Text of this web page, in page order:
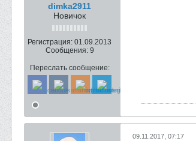
dimka2911
Новичок
Регистрация: 01.09.2013
Сообщения: 9
Переслать сообщение:
09.11.2017, 07:17